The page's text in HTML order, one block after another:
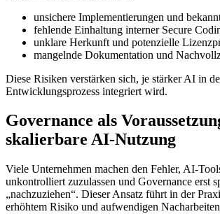
unsichere Implementierungen und
fehlende Einhaltung interner Secure
unklare Herkunft und potenzielle
mangelnde Dokumentation und
Diese Risiken verstärken sich, je stärker AI in
Entwicklungsprozess integriert wird.
Governance als
skalierbare AI-Nutzung
Viele Unternehmen machen den Fehler, AI-
unkontrolliert zuzulassen und Governance erst
„nachzuziehen“. Dieser Ansatz führt in der
erhöhtem Risiko und aufwendigen